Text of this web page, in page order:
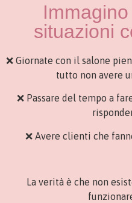
situazioni
❌ Giornate con il salone
tutto non avere
❌ Passare del tempo a
❌ Avere clienti che
La verità è che non